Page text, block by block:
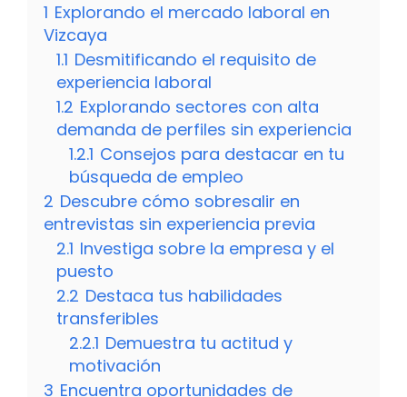
1 Explorando el mercado laboral en
Vizcaya
1.1 Desmitificando el requisito de
experiencia laboral
1.2 Explorando sectores con alta
demanda de perfiles sin experiencia
1.2.1 Consejos para destacar en tu
búsqueda de empleo
2 Descubre cómo sobresalir en
entrevistas sin experiencia previa
2.1 Investiga sobre la empresa y el
puesto
2.2 Destaca tus habilidades
transferibles
2.2.1 Demuestra tu actitud y
motivación
3 Encuentra oportunidades de